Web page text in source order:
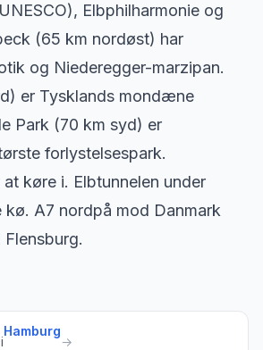
Elbphilharmonie og
(65 km nordøst) har
og Niederegger-marzipan.
er Tysklands mondæne
Park (70 km syd) er
forlystelsespark.
køre i. Elbtunnelen under
kø. A7 nordpå mod Danmark
Hamburg
→